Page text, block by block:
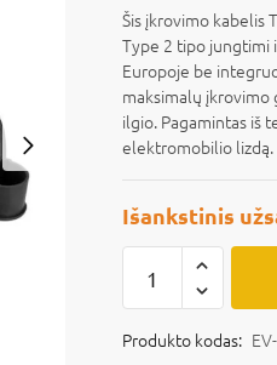
Šis įkrovimo kabelis
Type 2 tipo jungtimi
Europoje be
maksimalų įkrovimo
ilgio. Pagamintas iš
elektromobilio lizdą.
Išankstinis
Produkto kodas: